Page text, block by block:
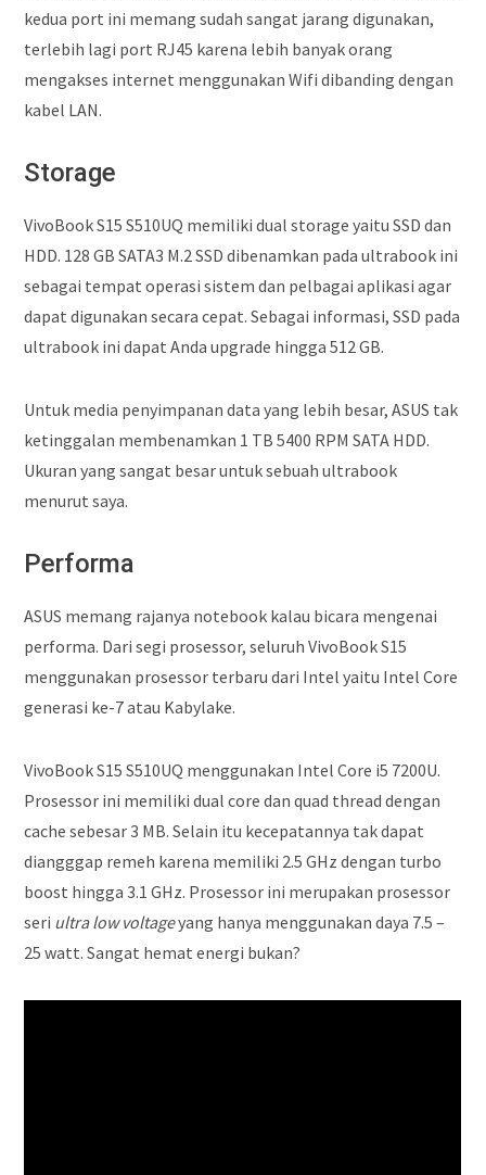
kedua port ini memang sudah sangat jarang digunakan,
terlebih lagi port RJ45 karena lebih banyak orang
mengakses internet menggunakan Wifi dibanding dengan
kabel LAN.
Storage
VivoBook S15 S510UQ memiliki dual storage yaitu SSD dan
HDD. 128 GB SATA3 M.2 SSD dibenamkan pada ultrabook ini
sebagai tempat operasi sistem dan pelbagai aplikasi agar
dapat digunakan secara cepat. Sebagai informasi, SSD pada
ultrabook ini dapat Anda upgrade hingga 512 GB.
Untuk media penyimpanan data yang lebih besar, ASUS tak
ketinggalan membenamkan 1 TB 5400 RPM SATA HDD.
Ukuran yang sangat besar untuk sebuah ultrabook
menurut saya.
Performa
ASUS memang rajanya notebook kalau bicara mengenai
performa. Dari segi prosessor, seluruh VivoBook S15
menggunakan prosessor terbaru dari Intel yaitu Intel Core
generasi ke-7 atau Kabylake.
VivoBook S15 S510UQ menggunakan Intel Core i5 7200U.
Prosessor ini memiliki dual core dan quad thread dengan
cache sebesar 3 MB. Selain itu kecepatannya tak dapat
diangggap remeh karena memiliki 2.5 GHz dengan turbo
boost hingga 3.1 GHz. Prosessor ini merupakan prosessor
seri ultra low voltageyang hanya menggunakan daya 7.5 –
25 watt. Sangat hemat energi bukan?